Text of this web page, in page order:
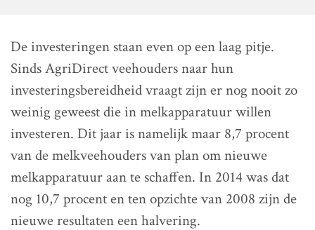
De investeringen staan even op een laag pitje.
Sinds AgriDirect veehouders naar hun
investeringsbereidheid vraagt zijn er nog nooit zo
weinig geweest die in melkapparatuur willen
investeren. Dit jaar is namelijk maar 8,7 procent
van de melkveehouders van plan om nieuwe
melkapparatuur aan te schaffen. In 2014 was dat
nog 10,7 procent en ten opzichte van 2008 zijn de
nieuwe resultaten een halvering.